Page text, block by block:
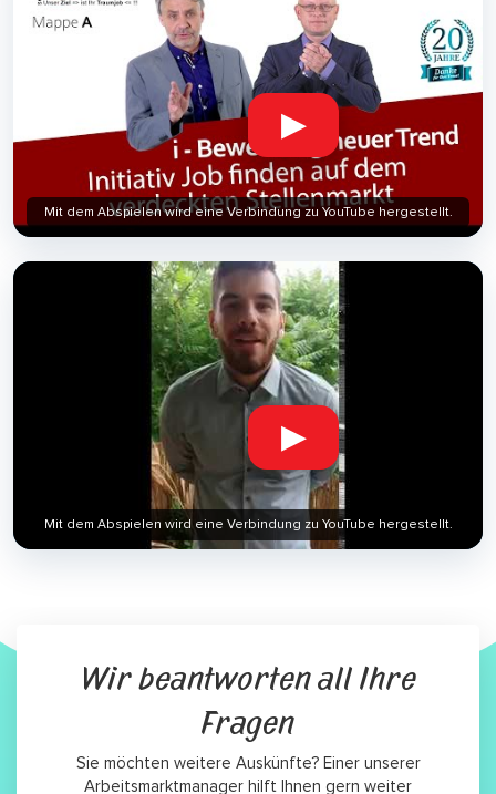
▶
Mit dem Abspielen wird eine Verbindung zu YouTube hergestellt.
▶
Mit dem Abspielen wird eine Verbindung zu YouTube hergestellt.
Wir beantworten all Ihre
Fragen
Sie möchten weitere Auskünfte? Einer unserer
Arbeitsmarktmanager hilft Ihnen gern weiter